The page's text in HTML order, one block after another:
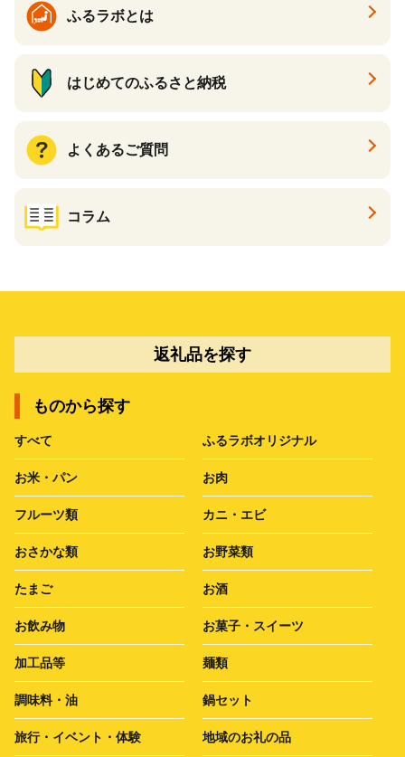
ふるラボとは
はじめてのふるさと納税
よくあるご質問
コラム
返礼品を探す
ものから探す
すべて ふるラボオリジナル
お米・パン お肉
フルーツ類 カニ・エビ
おさかな類 お野菜類
たまご お酒
お飲み物 お菓子・スイーツ
加工品等 麺類
調味料・油 鍋セット
旅行・イベント・体験 地域のお礼の品